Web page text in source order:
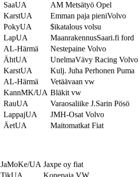
SaaUA
AM Metsätyö Opel
KarstUA
Emman paja pieniVolvo
PokyUA
$ikatalous volsu
LapUA
MaanrakennusSaari.fi ford
AL-Härmä
Nestepaine Volvo
ÄhtUA
UnelmaVävy Racing Volvo
KarstUA
Kulj. Juha Perhonen Puma
AL-Härmä
Vetäävaan vw
KannMK/UA Bläkit vw
RauUA
Varaosaliike J.Sarin Pösö
LappajUA
JMH-Osat Volvo
ÄetUA
Maitomatkat Fiat
JaMoKe/UA Jaxpe oy fiat
TikUA
Konepaja VW